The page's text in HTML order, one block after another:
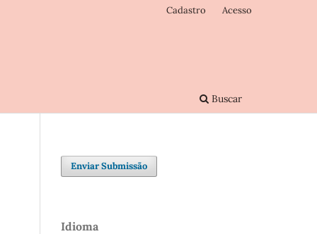
Buscar
Cadastro Acesso
Enviar Submissão
Idioma